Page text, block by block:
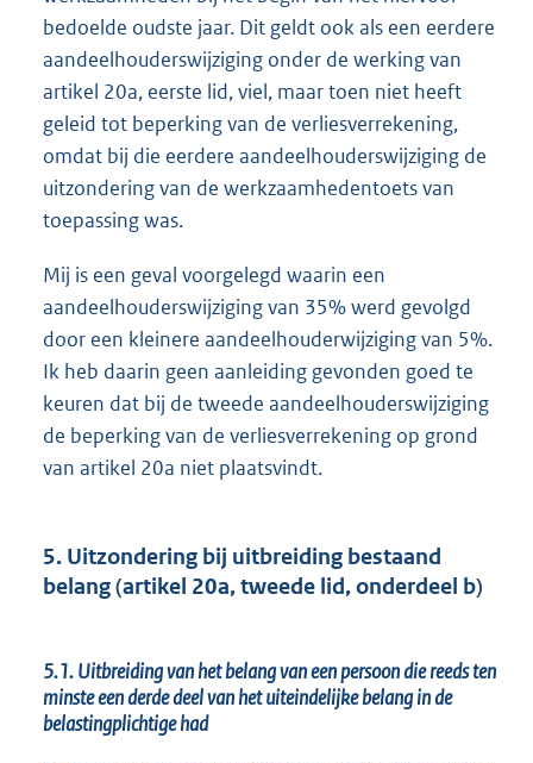
bedoelde oudste jaar. Dit geldt ook als een eerdere
aandeelhouderswijziging onder de werking van
artikel 20a, eerste lid, viel, maar toen niet heeft
geleid tot beperking van de verliesverrekening,
omdat bij die eerdere aandeelhouderswijziging de
uitzondering van de werkzaamhedentoets van
toepassing was.
Mij is een geval voorgelegd waarin een
aandeelhouderswijziging van 35% werd gevolgd
door een kleinere aandeelhouderwijziging van 5%.
Ik heb daarin geen aanleiding gevonden goed te
keuren dat bij de tweede aandeelhouderswijziging
de beperking van de verliesverrekening op grond
van artikel 20a niet plaatsvindt.
5. Uitzondering bij uitbreiding bestaand
belang (artikel 20a, tweede lid, onderdeel b)
5.1. Uitbreiding van het belang van een persoon die reeds ten
minste een derde deel van het uiteindelijke belang in de
belastingplichtige had